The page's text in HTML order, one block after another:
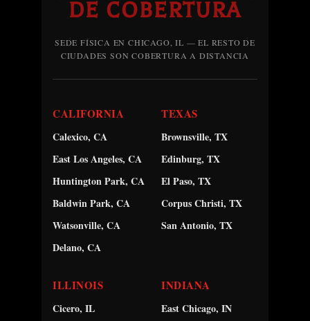
DE COBERTURA
SEDE FÍSICA EN CHICAGO, IL — EL RESTO DE
CIUDADES SON COBERTURA A DISTANCIA
CALIFORNIA
Calexico, CA
East Los Angeles, CA
Huntington Park, CA
Baldwin Park, CA
Watsonville, CA
Delano, CA
TEXAS
Brownsville, TX
Edinburg, TX
El Paso, TX
Corpus Christi, TX
San Antonio, TX
ILLINOIS
Cicero, IL
INDIANA
East Chicago, IN